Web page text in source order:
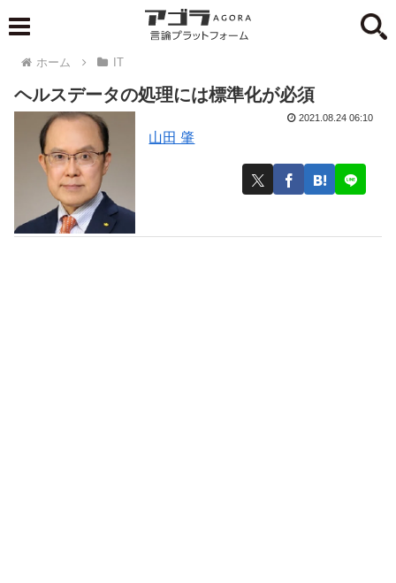
ホーム IT
ヘルスデータの処理には標準化が必須
山田 肇
2021.08.24 06:10